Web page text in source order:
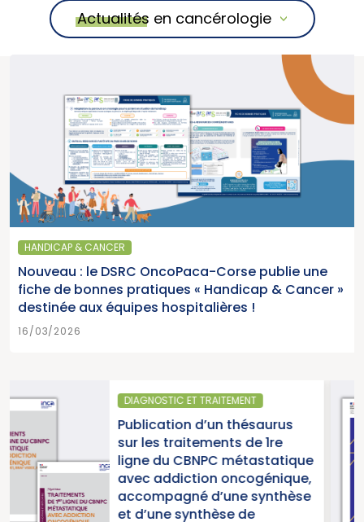
Actualités en cancérologie
HANDICAP & CANCER
Nouveau : le DSRC OncoPaca-Corse publie une
fiche de bonnes pratiques « Handicap & Cancer »
destinée aux équipes hospitalières !
16/03/2026
1re
SANTÉ PUBLIQUE
Parution du rapport
2025 « Une année
pour la lutte contre les
cancers » (Institut
du Cancer)